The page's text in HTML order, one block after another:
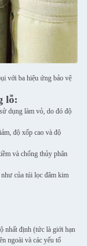
với ba hiệu ứng bảo vệ
lỗ:
dụng làm vỏ, do đó độ
độ xốp cao và độ
và chống thủy phân
của túi lọc đâm kim
nhất định (tức là giới hạn
ngoài và các yếu tố